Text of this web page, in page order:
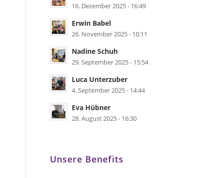
16. Dezember 2025 - 16:49
Erwin Babel
26. November 2025 - 10:11
Nadine Schuh
29. September 2025 - 15:54
Luca Unterzuber
4. September 2025 - 14:44
Eva Hübner
28. August 2025 - 16:30
Unsere Benefits